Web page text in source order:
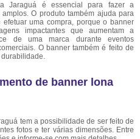
Jaraguá é essencial para fazer a
O produto também ajuda para
uma compra, porque o banner
impactantes que aumentam a
de uma marca durante eventos
O banner também é feito de
de banner lona
tem a possibilidade de ser feito de
fotos e ter várias dimensões. Entre